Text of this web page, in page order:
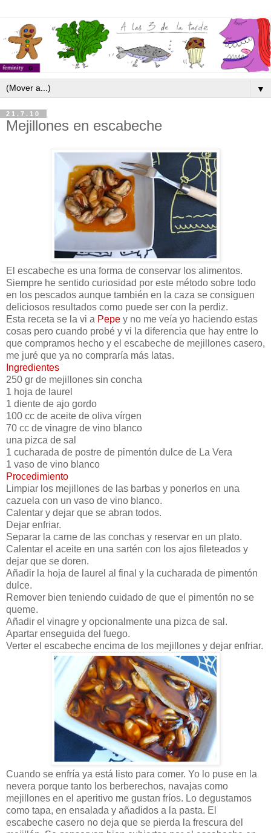
▼
21.7.10
Mejillones en escabeche
El escabeche es una forma de conservar los alimentos.
Siempre he sentido curiosidad por este método sobre todo
en los pescados aunque también en la caza se consiguen
deliciosos resultados como puede ser con la perdiz.
Esta receta se la vi a Pepe y no me veía yo haciendo estas
cosas pero cuando probé y vi la diferencia que hay entre lo
que compramos hecho y el escabeche de mejillones casero,
me juré que ya no compraría más latas.
Ingredientes
250 gr de mejillones sin concha
1 hoja de laurel
1 diente de ajo gordo
100 cc de aceite de oliva vírgen
70 cc de vinagre de vino blanco
una pizca de sal
1 cucharada de postre de pimentón dulce de La Vera
1 vaso de vino blanco
Procedimiento
Limpiar los mejillones de las barbas y ponerlos en una
cazuela con un vaso de vino blanco.
Calentar y dejar que se abran todos.
Dejar enfriar.
Separar la carne de las conchas y reservar en un plato.
Calentar el aceite en una sartén con los ajos fileteados y
dejar que se doren.
Añadir la hoja de laurel al final y la cucharada de pimentón
dulce.
Remover bien teniendo cuidado de que el pimentón no se
queme.
Añadir el vinagre y opcionalmente una pizca de sal.
Apartar enseguida del fuego.
Verter el escabeche encima de los mejillones y dejar enfriar.
Cuando se enfría ya está listo para comer. Yo lo puse en la
nevera porque tanto los berberechos, navajas como
mejillones en el aperitivo me gustan fríos. Lo degustamos
como tapa, en ensalada y añadidos a la pasta. El
escabeche casero no deja que se pierda la frescura del